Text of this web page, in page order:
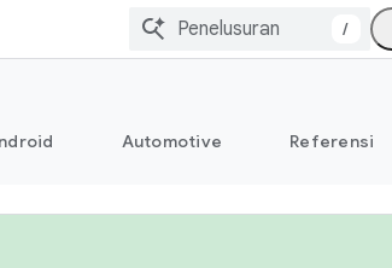
/
Automotive Referensi